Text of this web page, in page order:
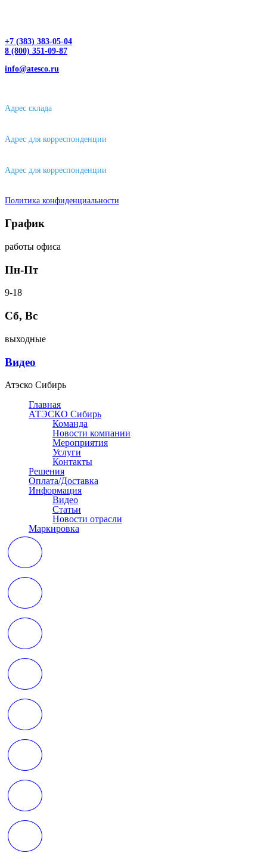
+7 (383) 383-05-04
8 (800) 351-09-87
info@atesco.ru
Адрес склада
Адрес для корреспонденции
Адрес для корреспонденции
Политика конфиденциальности
График
работы офиса
Пн-Пт
9-18
Сб, Вс
выходные
Видео
Атэско Сибирь
Главная
АТЭСКО Сибирь
Команда
Новости компании
Мероприятия
Услуги
Контакты
Решения
Оплата/Доставка
Информация
Видео
Статьи
Новости отрасли
Маркировка